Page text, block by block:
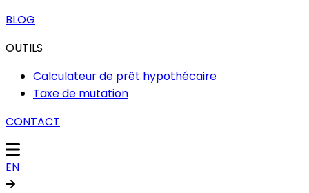
BLOG
OUTILS
Calculateur de prêt hypothécaire
Taxe de mutation
CONTACT
EN